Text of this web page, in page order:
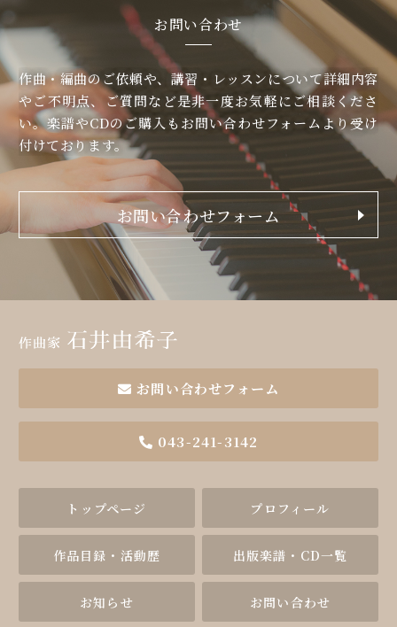
お問い合わせ
作曲・編曲のご依頼や、講習・レッスンについて詳細内容
やご不明点、ご質問など是非一度お気軽にご相談くださ
い。楽譜やCDのご購入もお問い合わせフォームより受け
付けております。
お問い合わせフォーム
お問い合わせフォーム
043-241-3142
トップページ プロフィール
作品目録・活動歴 出版楽譜・CD一覧
お知らせ お問い合わせ